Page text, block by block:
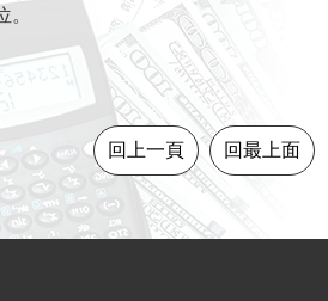
回上一頁 回最上面